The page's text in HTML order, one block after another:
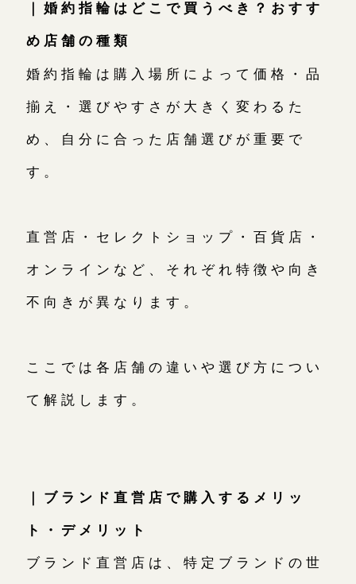
｜婚約指輪はどこで買うべき？おすす
め店舗の種類
婚約指輪は購入場所によって価格・品
揃え・選びやすさが大きく変わるた
め、自分に合った店舗選びが重要で
す。
直営店・セレクトショップ・百貨店・
オンラインなど、それぞれ特徴や向き
不向きが異なります。
ここでは各店舗の違いや選び方につい
て解説します。
｜ブランド直営店で購入するメリッ
ト・デメリット
ブランド直営店は、特定ブランドの世